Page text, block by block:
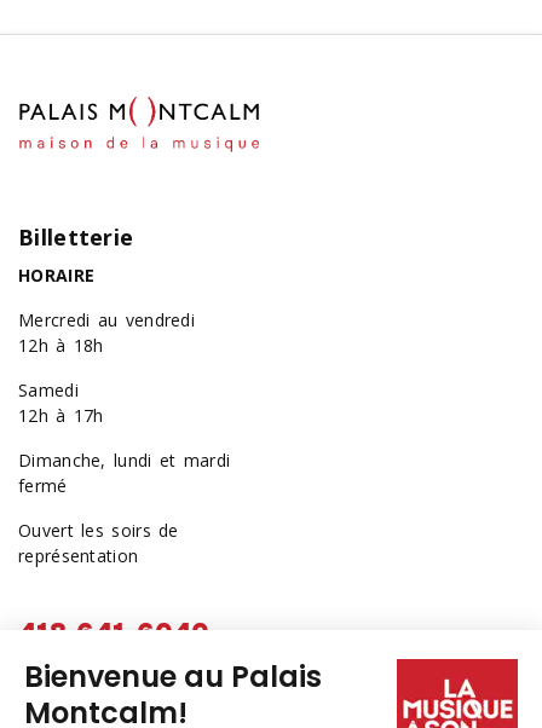
Billetterie
HORAIRE
Mercredi au vendredi
12h à 18h
Samedi
12h à 17h
Dimanche, lundi et mardi
fermé
Ouvert les soirs de
représentation
418 641-6040
1 877 641-6040
billetterie@palaismontcalm.ca